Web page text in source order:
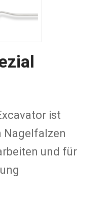
ist
Nagelfalzen
und für